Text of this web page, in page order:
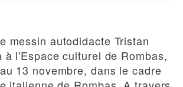
messin autodidacte Tristan
à l'Espace culturel de Rombas,
13 novembre, dans le cadre